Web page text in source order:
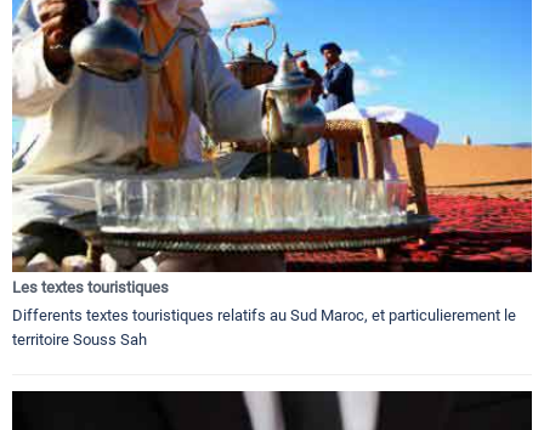
Les textes touristiques
Differents textes touristiques relatifs au Sud Maroc, et particulierement le
territoire Souss Sah